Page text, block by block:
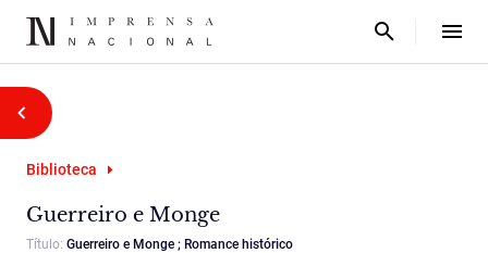
Biblioteca
Guerreiro e Monge
Título: Guerreiro e Monge ; Romance histórico